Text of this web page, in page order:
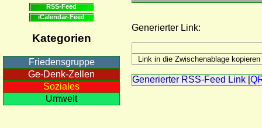
RSS-Feed
iCalendar-Feed
Kategorien
Friedensgruppe
Ge-Denk-Zellen
Soziales
Umwelt
Generierter Link:
Generierter RSS-Feed Link [